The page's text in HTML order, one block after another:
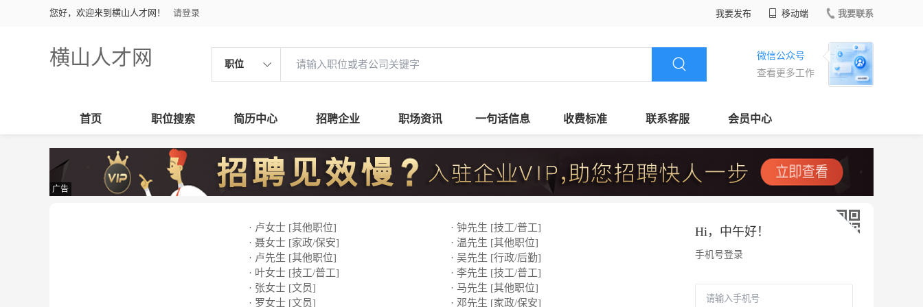
您好，欢迎来到横山人才网！ 请登录 我要发布 移动端 我要联系
横山人才网 职位
微信公众号
查看更多工作
首页 职位搜索 简历中心 招聘企业 职场资讯 一句话信息 收费标准 联系客服 会员中心
广告
· 卢女士 [其他职位]
· 钟先生 [技工/普工]
· 聂女士 [家政/保安]
· 温先生 [其他职位]
· 卢先生 [其他职位]
· 吴先生 [行政/后勤]
· 叶女士 [技工/普工]
· 李先生 [技工/普工]
· 张女士 [文员]
· 马先生 [其他职位]
· 罗女士 [文员]
· 邓先生 [家政/保安]
Hi， 中午好！
手机号登录